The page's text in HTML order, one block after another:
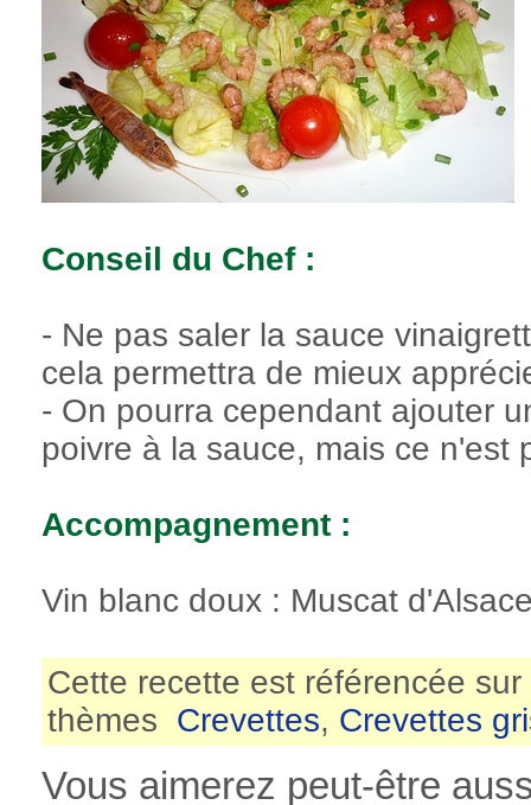
Conseil du Chef :
- Ne pas saler la sauce
cela permettra de mieux
- On pourra cependant ajouter
poivre à la sauce, mais ce n'est
Accompagnement :
Vin blanc doux : Muscat
Cette recette est référencée sur
thèmes Crevettes, Crevettes
Vous aimerez peut-être